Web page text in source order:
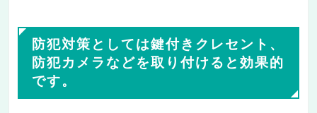
防犯対策としては鍵付きクレセント、
防犯カメラなどを取り付けると効果的
です。